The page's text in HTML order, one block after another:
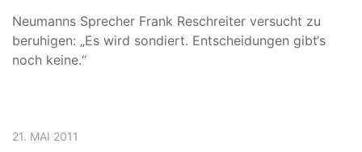
Neumanns Sprecher Frank Reschreiter versucht zu
beruhigen: „Es wird sondiert. Entscheidungen gibt‘s
noch keine.“
21. MAI 2011